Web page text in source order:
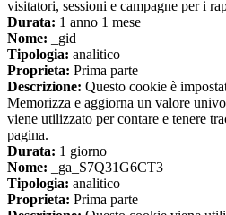
visitatori, sessioni e campagne per i
Durata: 1 anno 1 mese
Nome: _gid
Tipologia: analitico
Proprieta: Prima parte
Descrizione: Questo cookie è
Memorizza e aggiorna un valore
viene utilizzato per contare e tenere
pagina.
Durata: 1 giorno
Nome: _ga_S7Q31G6CT3
Tipologia: analitico
Proprieta: Prima parte